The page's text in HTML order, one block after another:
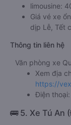
limousine:
Giá vé xe
dịp Lễ, Tết
Thông tin liên hệ
Văn phòng xe
Xem địa
https://
Điện thoại:
🚌 5. Xe Tú An